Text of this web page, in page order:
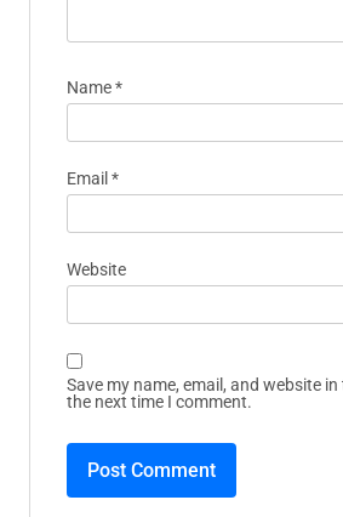
Name*
Email *
Website
Save my name, email, and website
the next time I comment.